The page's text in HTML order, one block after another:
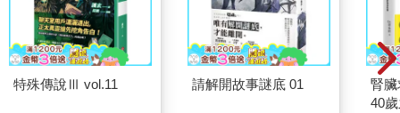
特殊傳說Ⅲ vol.11 請解開故事謎底 01
腎
40